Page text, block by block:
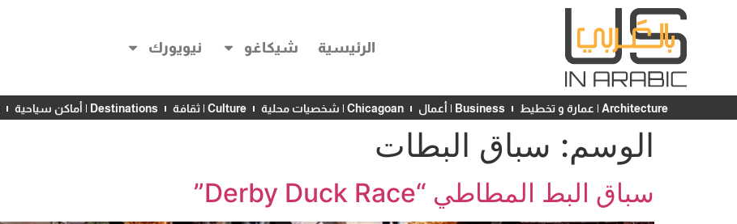
الرئيسية شيكاغو نيويورك
Architecture | عمارة و تخطيط Business | أعمال Chicagoan | شخصيات محلية Culture | ثقافة Destinations | أماكن سياحية
الوسم: سباق البطات
سباق البط المطاطي “Derby Duck Race”